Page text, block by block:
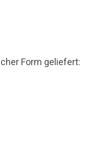
Form geliefert: